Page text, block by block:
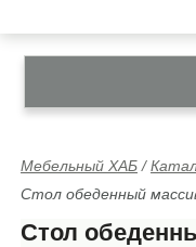
Мебельный ХАБ /
Стол обеденный
Стол